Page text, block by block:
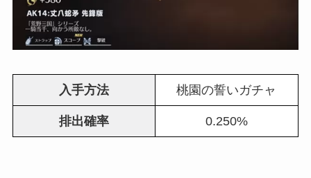
入手方法 桃園の誓いガチャ
排出確率 0.250%